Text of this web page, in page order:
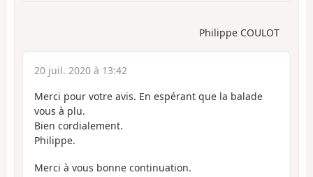
Philippe COULOT
20 juil. 2020 à 13:42
Merci pour votre avis. En espérant que la balade
vous à plu.
Bien cordialement.
Philippe.
Merci à vous bonne continuation.